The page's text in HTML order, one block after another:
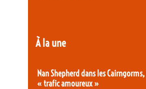
À la une
Nan Shepherd dans les
« trafic amoureux »